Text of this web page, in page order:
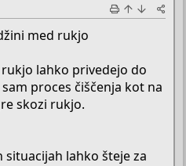
l
e
k
e
med rukjo
lahko privedejo do
proces čiščenja kot na
skozi rukjo.
situacijah lahko šteje za